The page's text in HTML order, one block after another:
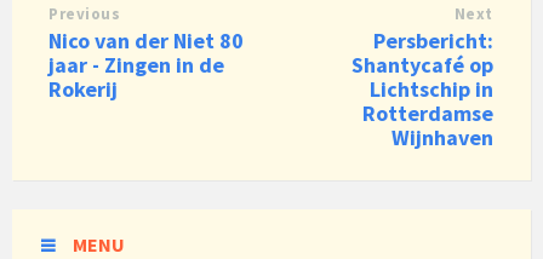
Previous
Nico van der Niet 80
jaar - Zingen in de
Rokerij
Next
Persbericht:
Shantycafé op
Lichtschip in
Rotterdamse
Wijnhaven
MENU